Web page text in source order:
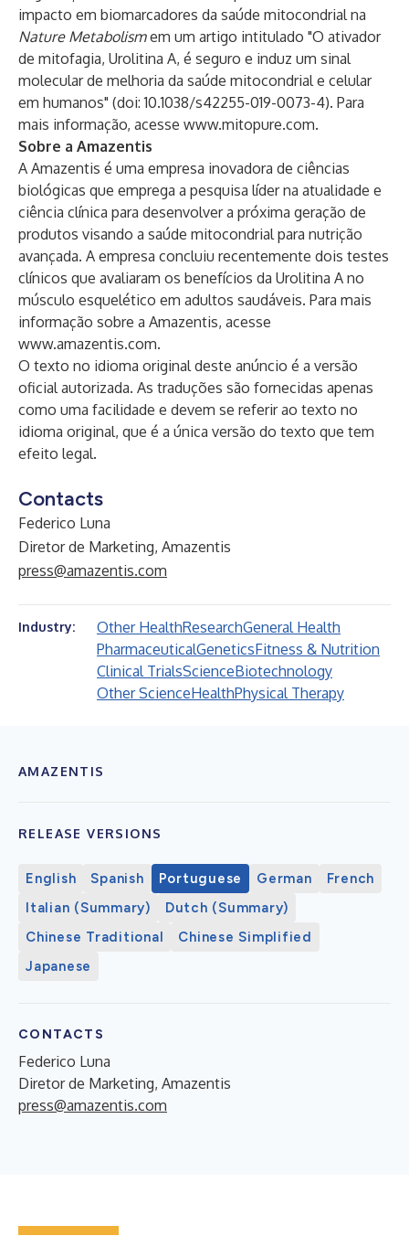
impacto em biomarcadores da saúde mitocondrial na
Nature Metabolismem um artigo intitulado "O ativador
de mitofagia, Urolitina A, é seguro e induz um sinal
molecular de melhoria da saúde mitocondrial e celular
em humanos" (doi: 10.1038/s42255-019-0073-4). Para
mais informação, acesse www.mitopure.com.
Sobre a Amazentis
A Amazentis é uma empresa inovadora de ciências
biológicas que emprega a pesquisa líder na atualidade e
ciência clínica para desenvolver a próxima geração de
produtos visando a saúde mitocondrial para nutrição
avançada. A empresa concluiu recentemente dois testes
clínicos que avaliaram os benefícios da Urolitina A no
músculo esquelético em adultos saudáveis. Para mais
informação sobre a Amazentis, acesse
www.amazentis.com.
O texto no idioma original deste anúncio é a versão
oficial autorizada. As traduções são fornecidas apenas
como uma facilidade e devem se referir ao texto no
idioma original, que é a única versão do texto que tem
efeito legal.
Contacts
Federico Luna
Diretor de Marketing, Amazentis
press@amazentis.com
Industry: Other HealthResearchGeneral Health
PharmaceuticalGeneticsFitness & Nutrition
Clinical TrialsScienceBiotechnology
Other ScienceHealthPhysical Therapy
AMAZENTIS
RELEASE VERSIONS
English Spanish Portuguese German
French
Italian (Summary)
Dutch (Summary)
Chinese Traditional
Chinese Simplified
Japanese
CONTACTS
Federico Luna
Diretor de Marketing, Amazentis
press@amazentis.com